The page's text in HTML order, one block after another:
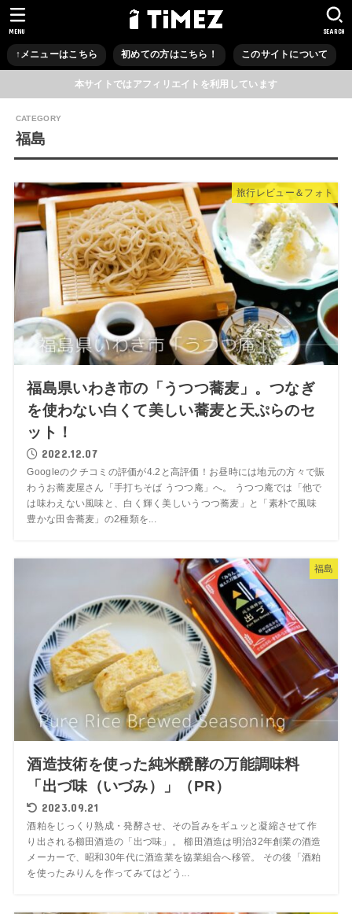
↑メニューはこちら 初めての方はこちら！ このサイトについて
SEARCH
MENU
本サイトではアフィリエイトを利用しています
福島
旅行レビュー＆フォト
福島県いわき市の「うつつ蕎麦」。つなぎ
を使わない白くて美しい蕎麦と天ぷらのセ
ット！
2022.12.07
Googleのクチコミの評価が4.2と高評価！お昼時には地元の方々で賑
わうお蕎麦屋さん「手打ちそば うつつ庵」へ。 うつつ庵では「他で
は味わえない風味と、白く輝く美しいうつつ蕎麦」と「素朴で風味
豊かな田舎蕎麦」の2種類を...
福島
酒造技術を使った純米醗酵の万能調味料
「出づ味（いづみ）」（PR）
2023.09.21
酒粕をじっくり熟成・発酵させ、その旨みをギュッと凝縮させて作
り出される櫛田酒造の「出づ味」。 櫛田酒造は明治32年創業の酒造
メーカーで、昭和30年代に酒造業を協業組合へ移管。 その後「酒粕
を使ったみりんを作ってみてはどう...